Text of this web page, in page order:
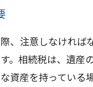
、注意しなければ
。相続税は、遺産
資産を持っている